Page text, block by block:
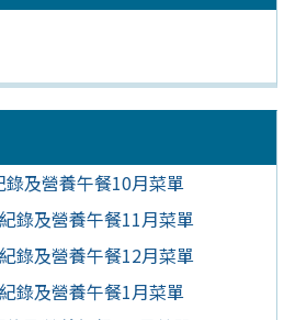
及營養午餐10月菜單
錄及營養午餐11月菜單
錄及營養午餐12月菜單
錄及營養午餐1月菜單